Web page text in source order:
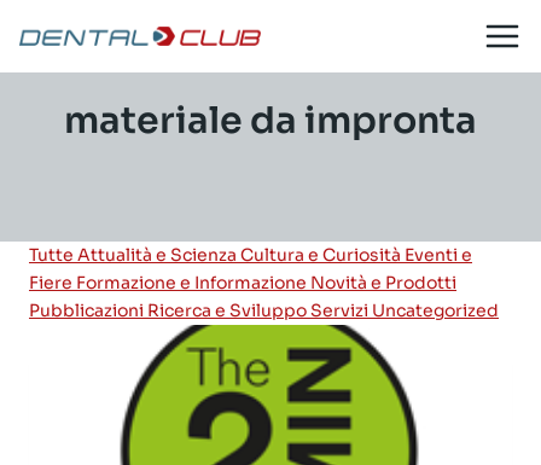
contenuto
materiale da impronta
Tutte Attualità e Scienza Cultura e Curiosità Eventi e
Fiere Formazione e Informazione Novità e Prodotti
Pubblicazioni Ricerca e SviluppoServizi Uncategorized